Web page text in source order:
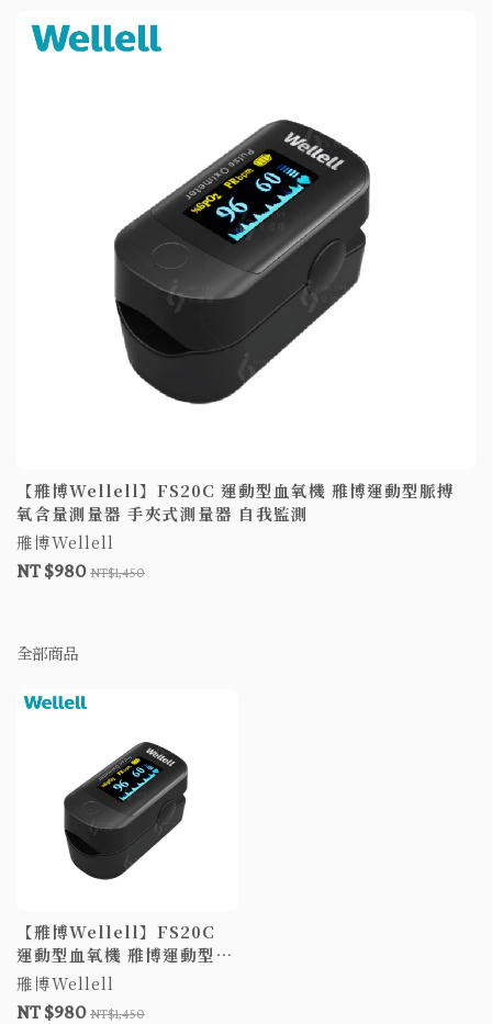
【雃博Wellell】FS20C 運動型血氧機 雃博運動型脈搏
氧含量測量器 手夾式測量器 自我監測
雃博Wellell
NT $980 NT$1,450
全部商品
【雃博Wellell】FS20C
運動型血氧機 雃博運動型脈
搏 氧含量測量器 手夾式測
量器 自我監測
雃博Wellell
NT $980 NT$1,450